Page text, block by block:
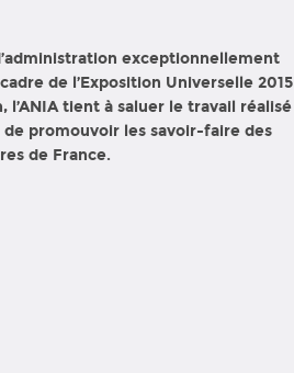
exceptionnellement
de l’Exposition Universelle 2015
l’ANIA tient à saluer le travail réalisé
promouvoir les savoir-faire des
de France.